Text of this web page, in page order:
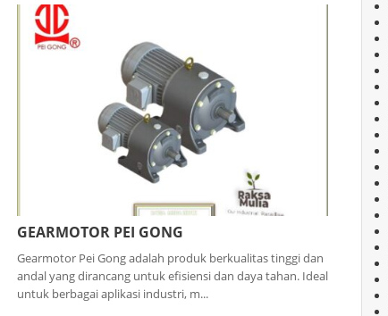
GEARMOTOR PEI GONG
Gearmotor Pei Gong adalah produk berkualitas tinggi dan
andal yang dirancang untuk efisiensi dan daya tahan. Ideal
untuk berbagai aplikasi industri, m...